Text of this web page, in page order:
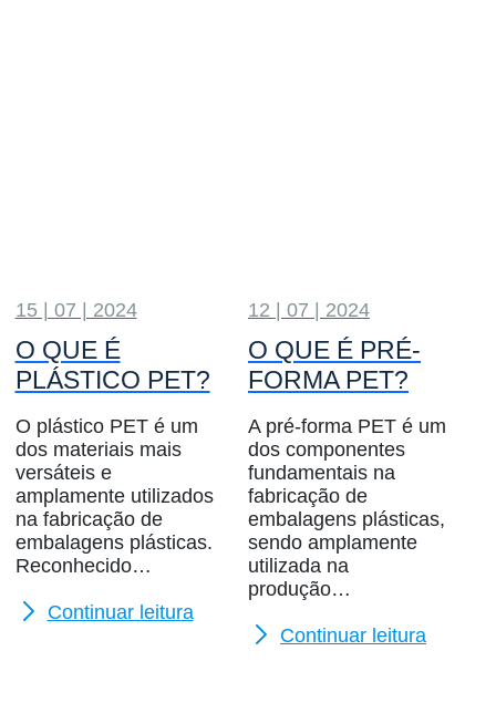
15 | 07 | 2024
O QUE É
PLÁSTICO PET?
O plástico PET é um
dos materiais mais
versáteis e
amplamente utilizados
na fabricação de
embalagens plásticas.
Reconhecido…
Continuar leitura
12 | 07 | 2024
O QUE É PRÉ-
FORMA PET?
A pré-forma PET é um
dos componentes
fundamentais na
fabricação de
embalagens plásticas,
sendo amplamente
utilizada na
produção…
Continuar leitura